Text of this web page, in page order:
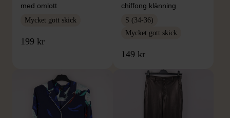
med omlott
Mycket gott skick
199 kr
chiffong klänning
S (34-36)
Mycket gott skick
149 kr